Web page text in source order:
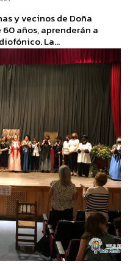
y vecinos de Doña
años, aprenderán a
La...